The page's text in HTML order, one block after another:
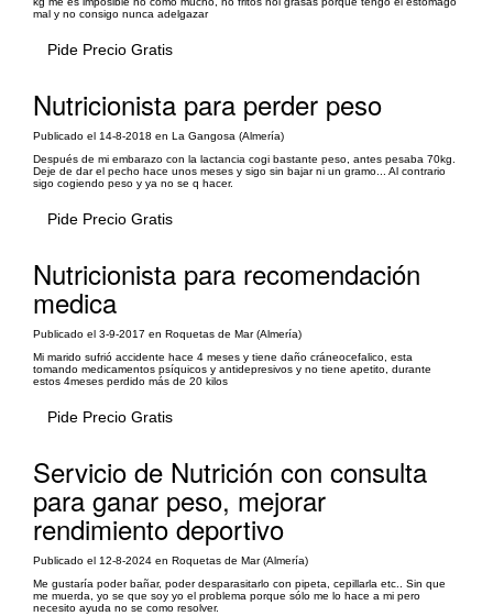
mal y no consigo nunca adelgazar
Pide Precio Gratis
Nutricionista para perder peso
Publicado el 14-8-2018 en La Gangosa (Almería)
Después de mi embarazo con la lactancia cogi bastante peso, antes pesaba 70kg.
Deje de dar el pecho hace unos meses y sigo sin bajar ni un gramo... Al contrario
sigo cogiendo peso y ya no se q hacer.
Pide Precio Gratis
Nutricionista para recomendación
medica
Publicado el 3-9-2017 en Roquetas de Mar (Almería)
Mi marido sufrió accidente hace 4 meses y tiene daño cráneocefalico, esta
tomando medicamentos psíquicos y antidepresivos y no tiene apetito, durante
estos 4meses perdido más de 20 kilos
Pide Precio Gratis
Servicio de Nutrición con consulta
para ganar peso, mejorar
rendimiento deportivo
Publicado el 12-8-2024 en Roquetas de Mar (Almería)
Me gustaría poder bañar, poder desparasitarlo con pipeta, cepillarla etc.. Sin que
me muerda, yo se que soy yo el problema porque sólo me lo hace a mi pero
necesito ayuda no se como resolver.